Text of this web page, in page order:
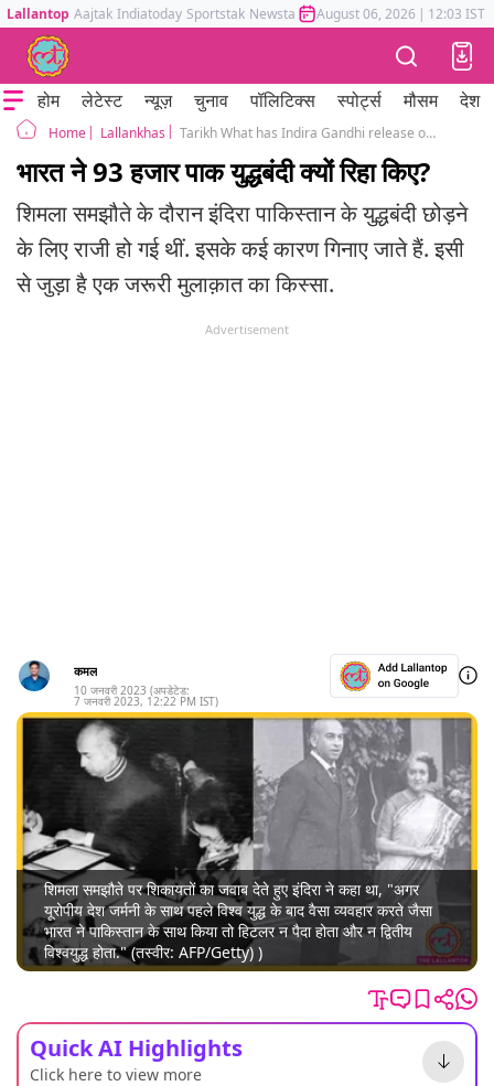
Lallantop Aajtak Indiatoday Sportstak Newstak Mumbai Tak Astrotak
August 06, 2026 | 12:03 IST
होम लेटेस्ट न्यूज़ चुनाव पॉलिटिक्स स्पोर्ट्स मौसम देश
Home Lallankhas Tarikh What has Indira Gandhi release of Pakistan POW's after 1971 war to do with Sheikh Mujibur Rahman
भारत ने 93 हजार पाक युद्धबंदी क्यों रिहा किए?
शिमला समझौते के दौरान इंदिरा पाकिस्तान के युद्धबंदी छोड़ने
के लिए राजी हो गई थीं. इसके कई कारण गिनाए जाते हैं. इसी
से जुड़ा है एक जरूरी मुलाक़ात का किस्सा.
Advertisement
कमल
10 जनवरी 2023 (अपडेटेड:
7 जनवरी 2023, 12:22 PM IST)
शिमला समझौते पर शिकायतों का जवाब देते हुए इंदिरा ने कहा था, "अगर
यूरोपीय देश जर्मनी के साथ पहले विश्व युद्ध के बाद वैसा व्यवहार करते जैसा
भारत ने पाकिस्तान के साथ किया तो हिटलर न पैदा होता और न द्वितीय
विश्वयुद्ध होता." (तस्वीर: AFP/Getty) )
Quick AI Highlights
Click here to view more